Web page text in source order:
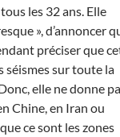
les 32 ans. Elle
», d’annoncer
préciser que
séismes sur toute la
elle ne donne
Chine, en Iran ou
ce sont les zones